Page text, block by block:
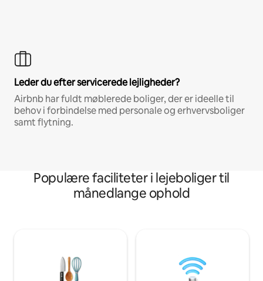
Leder du efter servicerede lejligheder?
Airbnb har fuldt møblerede boliger, der er ideelle til
behov i forbindelse med personale og erhvervsboliger
samt flytning.
Populære faciliteter i lejeboliger til
månedlange ophold